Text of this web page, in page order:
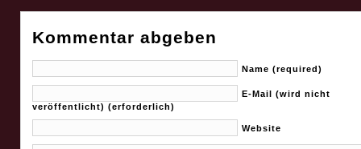
Kommentar abgeben
Name (required)
E-Mail (wird nicht
veröffentlicht) (erforderlich)
Website